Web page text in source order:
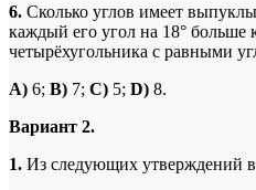
6. Сколько углов имеет
каждый его угол на 18° больше
четырёхугольника с равными
A) 6; B) 7; C) 5; D) 8.
Вариант 2.
1. Из следующих утверждений